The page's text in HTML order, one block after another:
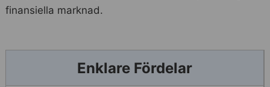
finansiella marknad.
Enklare Fördelar